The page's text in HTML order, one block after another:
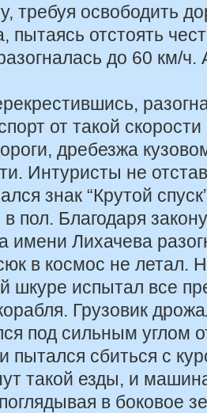
требуя освободить
пытаясь отстоять
до 60 км/ч.
от такой
дребезжа
Интуристы не
знак “Крутой
пол. Благодаря
имени Лихачева
в космос не летал.
шкуре испытал все
Грузовик
под сильным углом
пытался сбиться с
такой езды, и
в боковое